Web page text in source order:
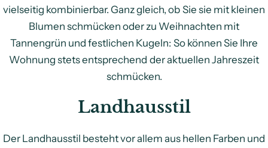
vielseitig kombinierbar. Ganz gleich, ob Sie sie mit kleinen
Blumen schmücken oder zu Weihnachten mit
Tannengrün und festlichen Kugeln: So können Sie Ihre
Wohnung stets entsprechend der aktuellen Jahreszeit
schmücken.
Landhausstil
Der Landhausstil besteht vor allem aus hellen Farben und